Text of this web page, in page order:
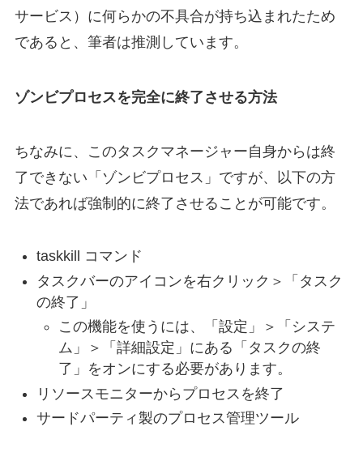
サービス）に何らかの不具合が持ち込まれたため
であると、筆者は推測しています。
ゾンビプロセスを完全に終了させる方法
ちなみに、このタスクマネージャー自身からは終
了できない「ゾンビプロセス」ですが、以下の方
法であれば強制的に終了させることが可能です。
taskkill コマンド
タスクバーのアイコンを右クリック＞「タスク
の終了」
この機能を使うには、「設定」＞「システ
ム」＞「詳細設定」にある「タスクの終
了」をオンにする必要があります。
リソースモニターからプロセスを終了
サードパーティ製のプロセス管理ツール